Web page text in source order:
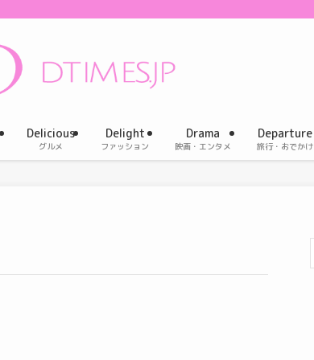
Delicious
グルメ
Delight
ファッション
Drama
映画・エンタメ
Departure
旅行・おでかけ